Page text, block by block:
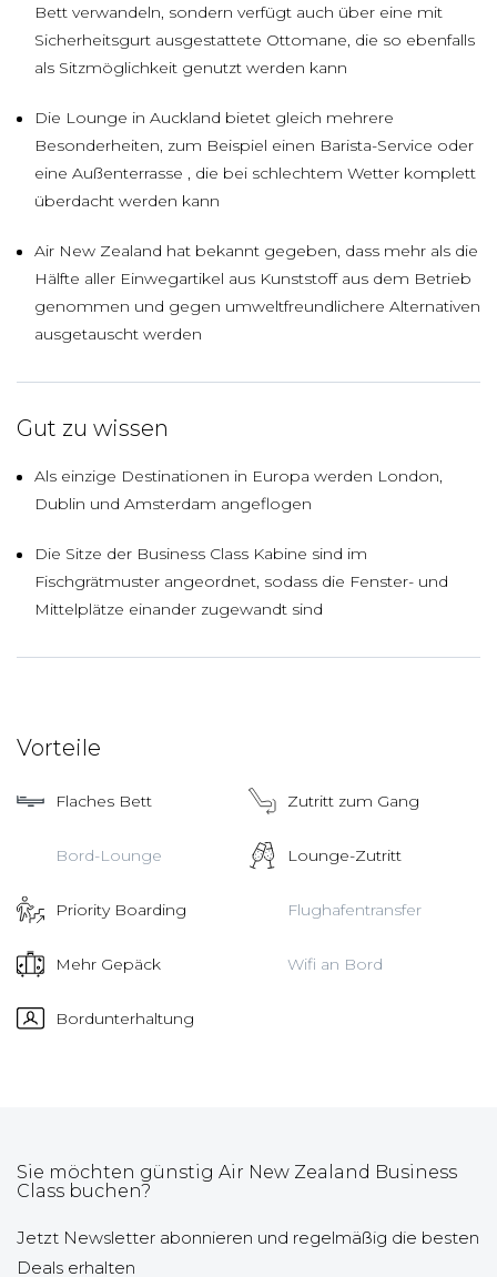
Bett verwandeln, sondern verfügt auch über eine mit
Sicherheitsgurt ausgestattete Ottomane, die so ebenfalls
als Sitzmöglichkeit genutzt werden kann
Die Lounge in Auckland bietet gleich mehrere
Besonderheiten, zum Beispiel einen Barista-Service oder
eine Außenterrasse , die bei schlechtem Wetter komplett
überdacht werden kann
Air New Zealand hat bekannt gegeben, dass mehr als die
Hälfte aller Einwegartikel aus Kunststoff aus dem Betrieb
genommen und gegen umweltfreundlichere Alternativen
ausgetauscht werden
Gut zu wissen
Als einzige Destinationen in Europa werden London,
Dublin und Amsterdam angeflogen
Die Sitze der Business Class Kabine sind im
Fischgrätmuster angeordnet, sodass die Fenster- und
Mittelplätze einander zugewandt sind
Vorteile
Flaches Bett Zutritt zum Gang
Bord-Lounge Lounge-Zutritt
Priority Boarding Flughafentransfer
Mehr Gepäck Wifi an Bord
Bordunterhaltung
Sie möchten günstig Air New Zealand Business
Class buchen?
Jetzt Newsletter abonnieren und regelmäßig die besten
Deals erhalten